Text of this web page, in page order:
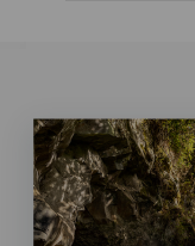
Imagen
Listado
Imagen